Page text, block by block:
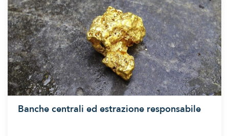
Banche centrali ed estrazione responsabile